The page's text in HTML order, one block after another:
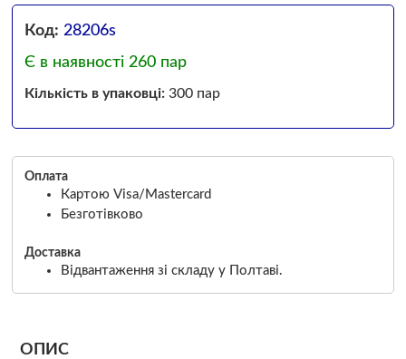
Код: 28206s
Є в наявності 260 пар
Кількість в упаковці:300 пар
Оплата
Картою Visa/Mastercard
Безготівково
Доставка
Відвантаження зі складу у Полтаві.
ОПИС